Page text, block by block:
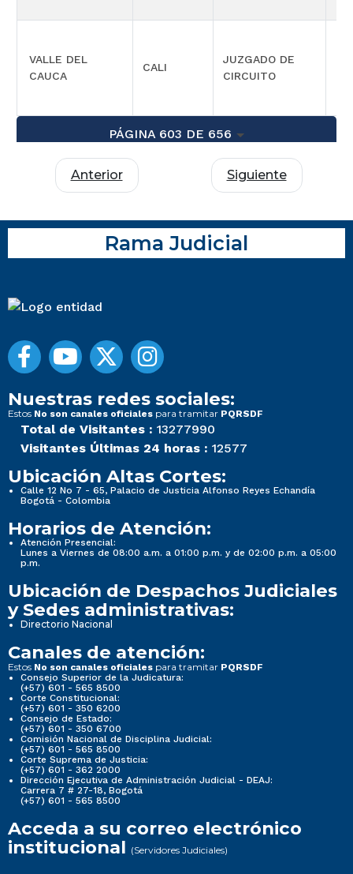
VALLE DEL
CAUCA
CALI
JUZGADO DE
CIRCUITO
PÁGINA 603 DE 656
Anterior Siguiente
Rama Judicial
Nuestras redes sociales:
Estos No son canales oficiales para tramitar PQRSDF
Total de Visitantes : 13277990
Visitantes Últimas 24 horas : 12577
Ubicación Altas Cortes:
Calle 12 No 7 - 65, Palacio de Justicia Alfonso Reyes Echandía
Bogotá - Colombia
Horarios de Atención:
Atención Presencial:
Lunes a Viernes de 08:00 a.m. a 01:00 p.m. y de 02:00 p.m. a 05:00
p.m.
Ubicación de Despachos Judiciales
y Sedes administrativas:
Directorio Nacional
Canales de atención:
Estos No son canales oficiales para tramitar PQRSDF
Consejo Superior de la Judicatura:
(+57) 601 - 565 8500
Corte Constitucional:
(+57) 601 - 350 6200
Consejo de Estado:
(+57) 601 - 350 6700
Comisión Nacional de Disciplina Judicial:
(+57) 601 - 565 8500
Corte Suprema de Justicia:
(+57) 601 - 362 2000
Dirección Ejecutiva de Administración Judicial - DEAJ:
Carrera 7 # 27-18, Bogotá
(+57) 601 - 565 8500
Acceda a su correo electrónico
institucional (Servidores Judiciales)